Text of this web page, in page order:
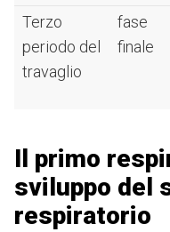
Terzo
periodo del
travaglio
fase
finale
Il primo
sviluppo del
respiratorio